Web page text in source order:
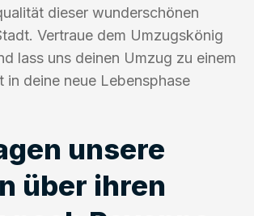
dieser wunderschönen
Vertraue dem Umzugskönig
lass uns deinen Umzug zu einem
in deine neue Lebensphase
unsere
über ihren